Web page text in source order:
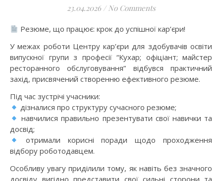
23.04.2026 / No Comments
Резюме, що працює: крок до успішної кар’єри!
У межах роботи Центру кар’єри для здобувачів освіти
випускної групи з професії “Кухар; офіціант; майстер
ресторанного обслуговування” відбувся практичний
захід, присвячений створенню ефективного резюме.
Під час зустрічі учасники:
дізналися про структуру сучасного резюме;
навчилися правильно презентувати свої навички та
досвід;
отримали корисні поради щодо проходження
відбору роботодавцем.
Особливу увагу приділили тому, як навіть без значного